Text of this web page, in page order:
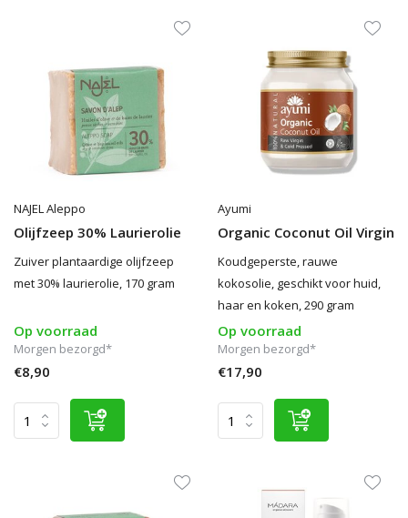
NAJEL Aleppo
Olijfzeep 30% Laurierolie
Zuiver plantaardige olijfzeep
met 30% laurierolie, 170 gram
Op voorraad
Morgen bezorgd*
€8,90
Ayumi
Organic Coconut Oil Virgin
Koudgeperste, rauwe
kokosolie, geschikt voor huid,
haar en koken, 290 gram
Op voorraad
Morgen bezorgd*
€17,90